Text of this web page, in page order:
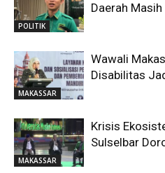
POLITIK
Daerah
MAKASSAR
Wawali
Disabilitas
MAKASSAR
Krisis
Sulselbar